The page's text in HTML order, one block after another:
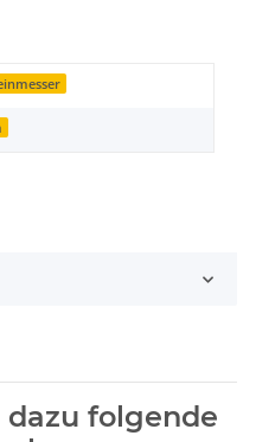
folgende